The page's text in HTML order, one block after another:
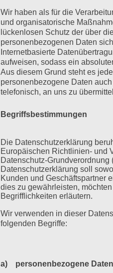
Wir haben als für die
und organisatorische
lückenlosen Schutz der über
personenbezogenen Daten
Internetbasierte
aufweisen, sodass ein
Aus diesem Grund steht es
personenbezogene Daten
telefonisch, an uns zu
Begriffsbestimmungen
Die Datenschutzerklärung
Europäischen Richtlinien- und
Datenschutz-
Datenschutzerklärung soll
Kunden und Geschäftspartner
dies zu gewährleisten,
Begrifflichkeiten erläutern.
Wir verwenden in dieser
folgenden Begriffe:
a) personenbezogene Daten